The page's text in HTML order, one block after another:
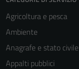
Agricoltura e pesca
Ambiente
Anagrafe e stato civile
Appalti pubblici